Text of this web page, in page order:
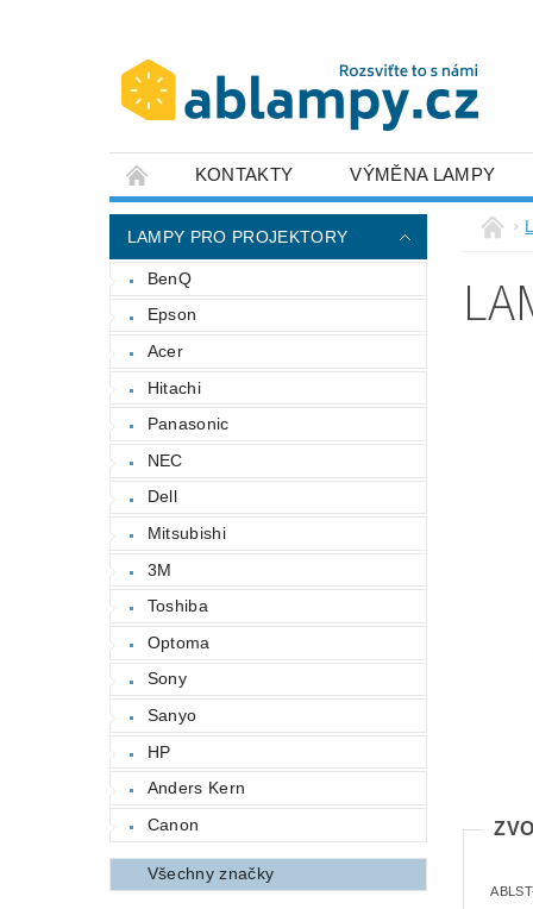
KONTAKTY VÝMĚNA LAMPY
LAMPY PRO PROJEKTORY
BenQ
Epson
Acer
Hitachi
Panasonic
NEC
Dell
Mitsubishi
3M
Toshiba
Optoma
Sony
Sanyo
HP
Anders Kern
Canon
Všechny značky